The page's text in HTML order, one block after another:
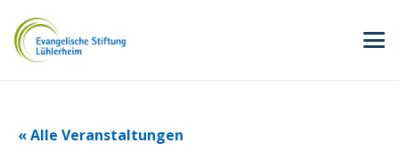
« Alle Veranstaltungen